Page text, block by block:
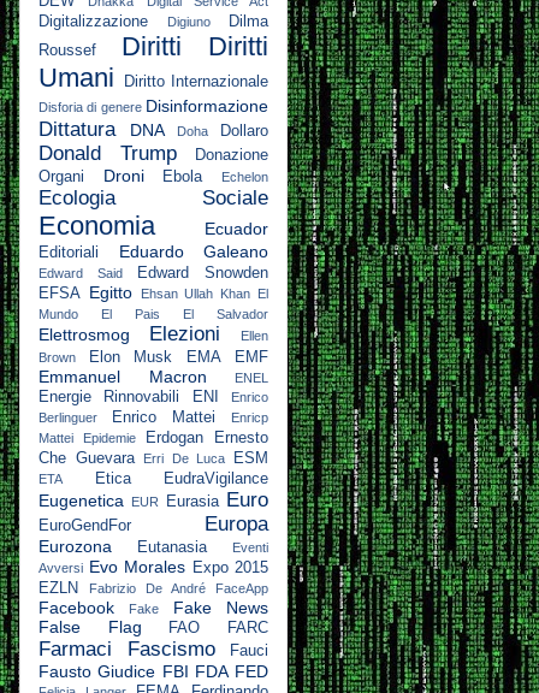
Digitalizzazione Digiuno
Dilma
Roussef
Diritti
Diritti
Umani
Diritto Internazionale
Disforia di genere Disinformazione
Dittatura DNA Doha Dollaro
Donald Trump
Donazione
Organi
Droni Ebola Echelon
Ecologia Sociale
Economia Ecuador
Editoriali Eduardo Galeano
Edward Said
Edward Snowden
EFSA Egitto Ehsan Ullah Khan El
Mundo
El Pais El Salvador
Elettrosmog Elezioni
Ellen
Brown
Elon Musk EMA EMF
Emmanuel Macron ENEL
Energie Rinnovabili ENI
Enrico
Berlinguer
Enrico Mattei
Enricp
Mattei
Epidemie Erdogan
Ernesto
Che Guevara
Erri De Luca ESM
ETA Etica EudraVigilance
Eugenetica EUR Eurasia Euro
EuroGendFor Europa
Eurozona Eutanasia
Eventi
Avversi Evo Morales Expo 2015
EZLN
Fabrizio De André FaceApp
Facebook Fake
Fake News
False Flag
FAO FARC
Farmaci Fascismo Fauci
Fausto Giudice FBI FDA FED